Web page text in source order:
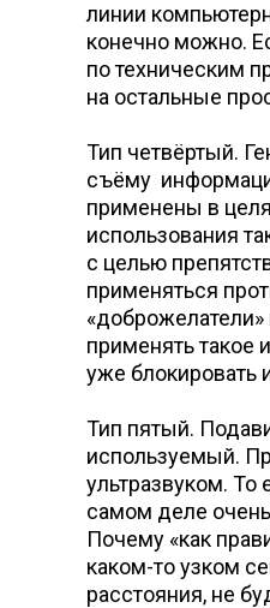
линии
конечно можно.
по техническим
на остальные
Тип четвёртый.
съёму
применены в
использования
с целью
применяться
применять такое
уже блокировать
Тип пятый.
используемый.
ультразвуком. То
самом деле
Почему «как
каком-то узком
расстояния, не